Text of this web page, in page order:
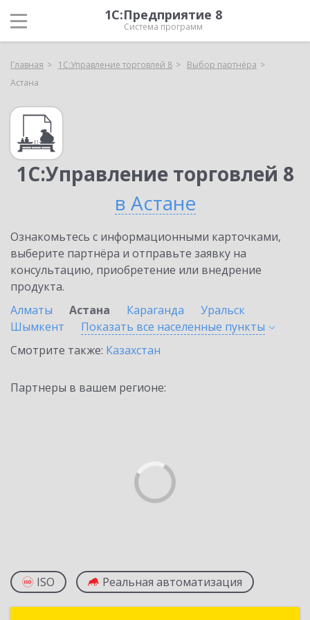
1С:Предприятие 8
Система программ
Главная 1С:Управление торговлей 8
Выбор партнёра
Астана
1С:Управление торговлей 8
в Астане
Ознакомьтесь с информационными карточками,
выберите партнёра и отправьте заявку на
консультацию, приобретение или внедрение
продукта.
Алматы
Астана Караганда
Уральск
Шымкент
Показать все населенные пункты
Смотрите также: Казахстан
Партнеры в вашем регионе:
ISO Реальная автоматизация